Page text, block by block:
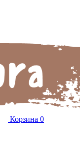
Корзина 0